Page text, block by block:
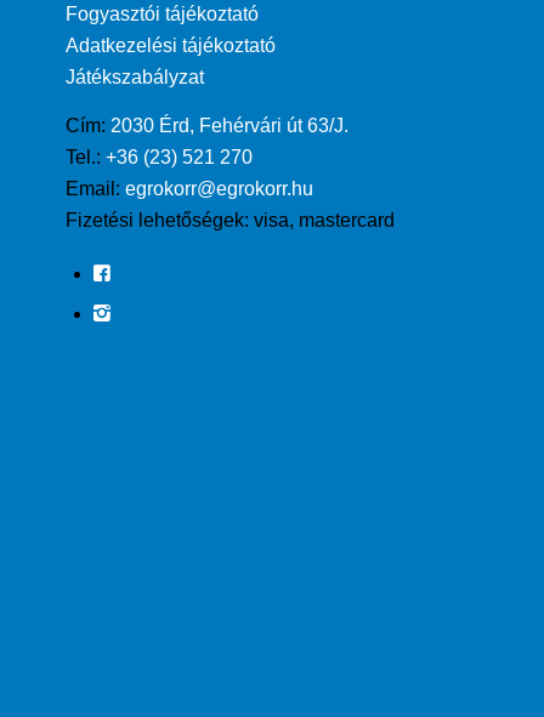
Fogyasztói tájékoztató
Adatkezelési tájékoztató
Játékszabályzat
Cím: 2030 Érd, Fehérvári út 63/J.
Tel.: +36 (23) 521 270
Email: egrokorr@egrokorr.hu
Fizetési lehetőségek: visa, mastercard